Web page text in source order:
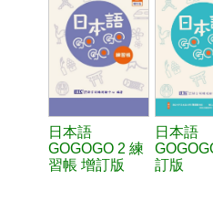
日本語
GOGOGO 2 練
習帳 增訂版
日本語
訂版